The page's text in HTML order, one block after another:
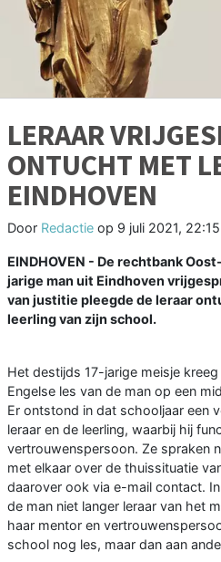
LERAAR
ONTUCHT MET
EINDHOVEN
Door Redactie op 9 juli 2021,
EINDHOVEN - De rechtbank
jarige man uit Eindhoven
van justitie pleegde de leraar
leerling van zijn school.
Het destijds 17-jarige meisje
Engelse les van de man op een
Er ontstond in dat schooljaar een
leraar en de leerling, waarbij hij
vertrouwenspersoon. Ze spraken
met elkaar over de thuissituatie
daarover ook via e-mail contact.
de man niet langer leraar van het
haar mentor en
school nog les, maar dan aan